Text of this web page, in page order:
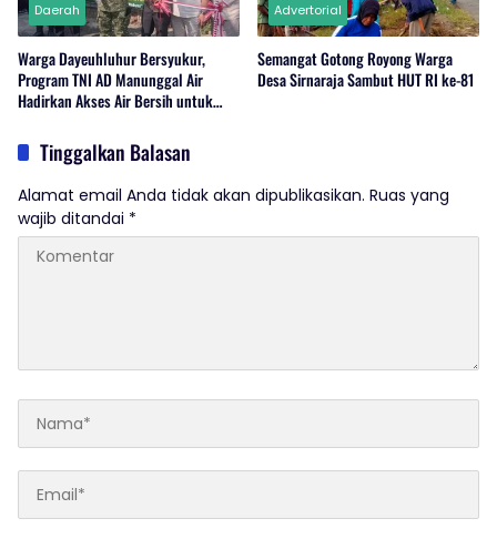
Daerah
Warga Dayeuhluhur Bersyukur,
Program TNI AD Manunggal Air
Hadirkan Akses Air Bersih untuk
Advertorial
Semangat Gotong Royong Warga
Desa Sirnaraja Sambut HUT RI ke-81
Tinggalkan Balasan
Alamat email Anda tidak akan dipublikasikan. Ruas yang
wajib ditandai *